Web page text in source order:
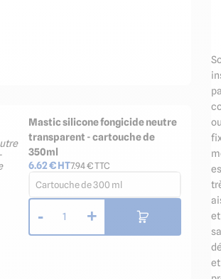
Mastic silicone fongicide neutre
transparent - cartouche de
350ml
6.62€ HT7.94€ TTC
Cartouche de 300 ml
- 1 +
et
sa
et